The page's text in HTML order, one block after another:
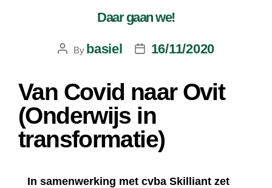
Daar gaan we!
By basiel 16/11/2020
Van Covid naar Ovit
(Onderwijs in
transformatie)
In samenwerking met cvba Skilliant zet